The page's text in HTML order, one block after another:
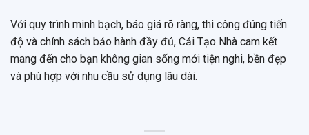
Với quy trình minh bạch, báo giá rõ ràng, thi công đúng tiến
độ và chính sách bảo hành đầy đủ, Cải Tạo Nhà cam kết
mang đến cho bạn không gian sống mới tiện nghi, bền đẹp
và phù hợp với nhu cầu sử dụng lâu dài.